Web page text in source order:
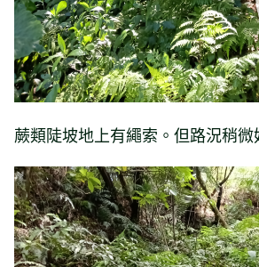
蕨類陡坡地上有繩索。但路況稍微